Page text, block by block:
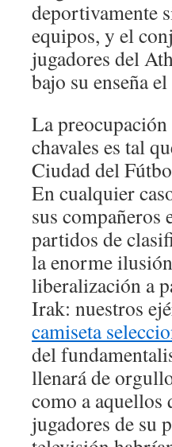
deportivamente
equipos, y el
jugadores del
bajo su enseña
La
chavales es tal
Ciudad del
En cualquier
sus compañeros
partidos de
la enorme
liberalización a
Irak: nuestros
camiseta
del
llenará de
como a aquellos
jugadores de su